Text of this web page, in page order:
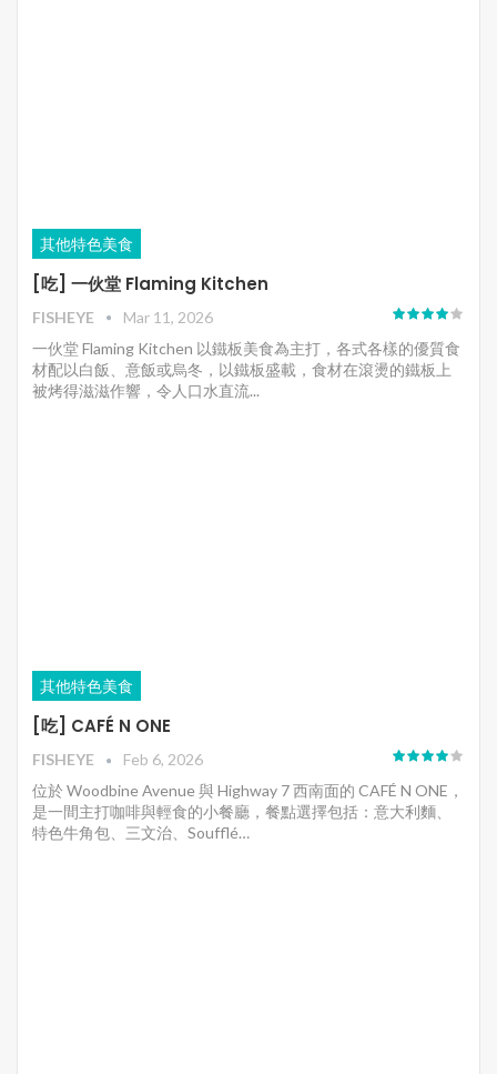
其他特色美食
[吃] 一伙堂 Flaming Kitchen
FISHEYE
Mar 11, 2026
一伙堂 Flaming Kitchen 以鐵板美食為主打，各式各樣的優質食
材配以白飯、意飯或烏冬，以鐵板盛載，食材在滾燙的鐵板上
被烤得滋滋作響，令人口水直流...
其他特色美食
[吃] CAFÉ N ONE
FISHEYE
Feb 6, 2026
位於 Woodbine Avenue 與 Highway 7 西南面的 CAFÉ N ONE，
是一間主打咖啡與輕食的小餐廳，餐點選擇包括：意大利麵、
特色牛角包、三文治、Soufflé…